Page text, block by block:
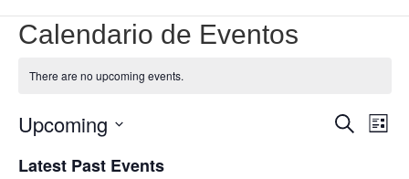
Calendario de Eventos
There are no upcoming events.
Events
Search
List
Upcoming
date.
Latest Past Events